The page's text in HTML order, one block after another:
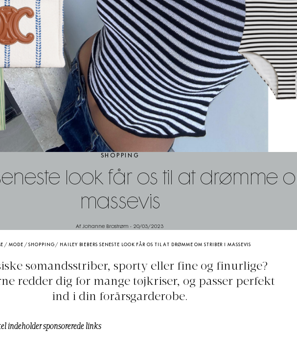
SHOPPING
look får os til at drømme
massevis
Af Johanne Brostrøm - 20/03/2023
/MODE /SHOPPING / HAILEY BIEBERS SENESTE LOOK FÅR OS TIL AT DRØMME OM STRIBER I MASSEVIS
sømandsstriber, sporty eller fine og finurlige?
redder dig for mange tøjkriser, og passer perfekt
ind i din forårsgarderobe.
indeholder sponsorerede links